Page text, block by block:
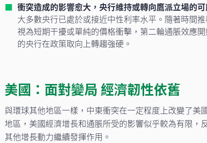
衝突造成的影響愈大，央行維持或轉向鷹派立場的
大多數央行已處於或接近中性利率水平。隨著時間
視為短期干擾或單純的價格衝擊，第二輪通脹效應
的央行在政策取向上轉趨強硬。
美國：面對變局 經濟韌性依舊
與環球其他地區一樣，中東衝突在一定程度上改變了美
地區，美國經濟增長和通脹所受的影響似乎較為有限，
其他增長動力繼續發揮作用。